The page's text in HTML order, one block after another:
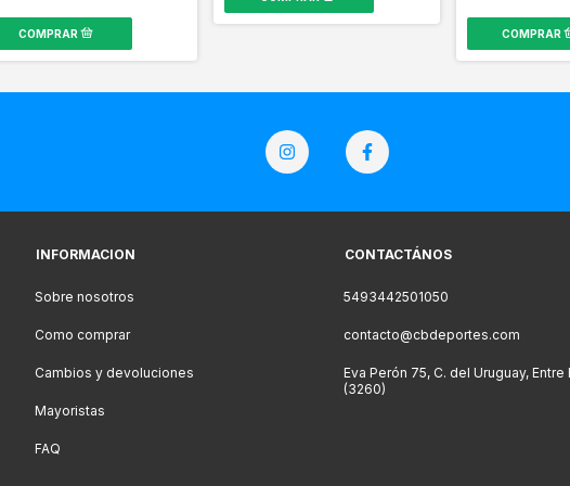
INFORMACION
Sobre nosotros
Como comprar
Cambios y devoluciones
Mayoristas
FAQ
CONTACTÁNOS
5493442501050
contacto@cbdeportes.com
Eva Perón 75, C. del Uruguay, Entre
(3260)